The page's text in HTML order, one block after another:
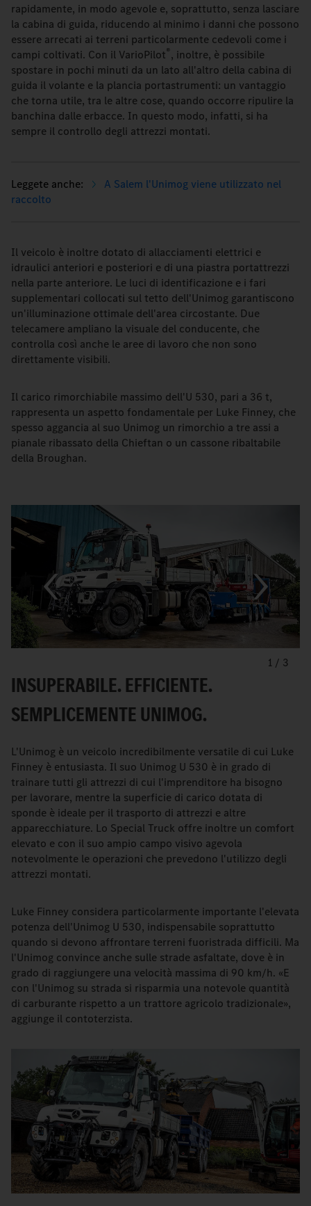
rapidamente, in modo agevole e, soprattutto, senza lasciare
la cabina di guida, riducendo al minimo i danni che possono
essere arrecati ai terreni particolarmente cedevoli come i
campi coltivati. Con il VarioPilot® , inoltre, è possibile
spostare in pochi minuti da un lato all'altro della cabina di
guida il volante e la plancia portastrumenti: un vantaggio
che torna utile, tra le altre cose, quando occorre ripulire la
banchina dalle erbacce. In questo modo, infatti, si ha
sempre il controllo degli attrezzi montati.
A Salem l'Unimog viene utilizzato nel
raccolto
Il veicolo è inoltre dotato di allacciamenti elettrici e
idraulici anteriori e posteriori e di una piastra portattrezzi
nella parte anteriore. Le luci di identificazione e i fari
supplementari collocati sul tetto dell'Unimog garantiscono
un'illuminazione ottimale dell'area circostante. Due
telecamere ampliano la visuale del conducente, che
controlla così anche le aree di lavoro che non sono
direttamente visibili.
Il carico rimorchiabile massimo dell'U 530, pari a 36 t,
rappresenta un aspetto fondamentale per Luke Finney, che
spesso aggancia al suo Unimog un rimorchio a tre assi a
pianale ribassato della Chieftan o un cassone ribaltabile
della Broughan.
1 / 3
INSUPERABILE. EFFICIENTE.
SEMPLICEMENTE UNIMOG.
L'Unimog è un veicolo incredibilmente versatile di cui Luke
Finney è entusiasta. Il suo Unimog U 530 è in grado di
trainare tutti gli attrezzi di cui l'imprenditore ha bisogno
per lavorare, mentre la superficie di carico dotata di
sponde è ideale per il trasporto di attrezzi e altre
apparecchiature. Lo Special Truck offre inoltre un comfort
elevato e con il suo ampio campo visivo agevola
notevolmente le operazioni che prevedono l'utilizzo degli
attrezzi montati.
Luke Finney considera particolarmente importante l'elevata
potenza dell'Unimog U 530, indispensabile soprattutto
quando si devono affrontare terreni fuoristrada difficili. Ma
l'Unimog convince anche sulle strade asfaltate, dove è in
grado di raggiungere una velocità massima di 90 km/h. «E
con l'Unimog su strada si risparmia una notevole quantità
di carburante rispetto a un trattore agricolo tradizionale»,
aggiunge il contoterzista.